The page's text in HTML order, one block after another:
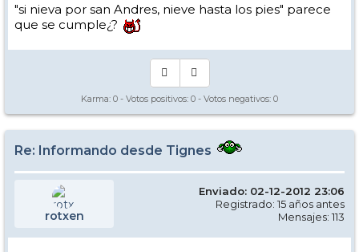
"si nieva por san Andres, nieve hasta los pies" parece
que se cumple¿?
Karma: 0 - Votos positivos: 0 - Votos negativos: 0
Re: Informando desde Tignes
rotxen
Enviado: 02-12-2012 23:06
Registrado: 15 años antes
Mensajes: 113